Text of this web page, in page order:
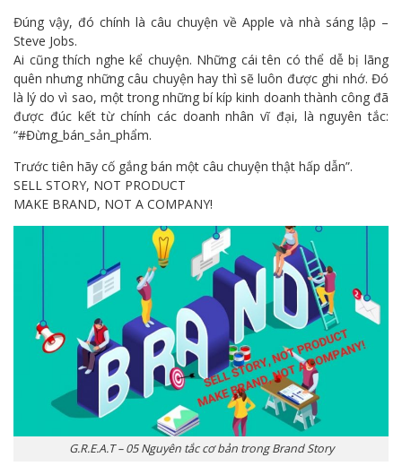
Đúng vậy, đó chính là câu chuyện về Apple và nhà sáng lập –
Steve Jobs.
Ai cũng thích nghe kể chuyện. Những cái tên có thể dễ bị lãng
quên nhưng những câu chuyện hay thì sẽ luôn được ghi nhớ. Đó
là lý do vì sao, một trong những bí kíp kinh doanh thành công đã
được đúc kết từ chính các doanh nhân vĩ đại, là nguyên tắc:
“#Đừng_bán_sản_phẩm.
Trước tiên hãy cố gắng bán một câu chuyện thật hấp dẫn”.
SELL STORY, NOT PRODUCT
MAKE BRAND, NOT A COMPANY!
G.R.E.A.T – 05 Nguyên tắc cơ bản trong Brand Story